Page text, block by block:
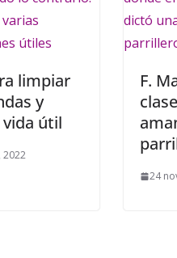
limpiar
y
útil
2022
F.
24